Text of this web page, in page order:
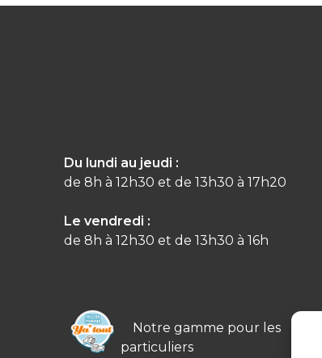
Du lundi au jeudi :
de 8h à 12h30 et de 13h30 à 17h20
Le vendredi :
de 8h à 12h30 et de 13h30 à 16h
Notre gamme pour les
particuliers